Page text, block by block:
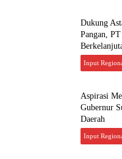
Dukung
Pangan,
Input
Aspirasi
Gubernur
Daerah
Input